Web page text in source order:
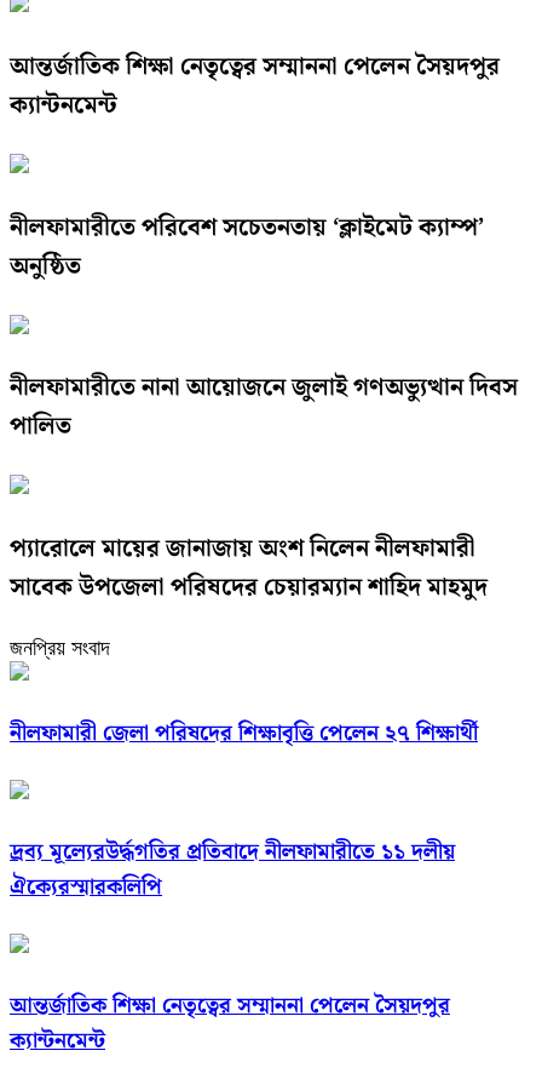
আন্তর্জাতিক শিক্ষা নেতৃত্বের সম্মাননা পেলেন সৈয়দপুর
ক্যান্টনমেন্ট
নীলফামারীতে পরিবেশ সচেতনতায় ‘ক্লাইমেট ক্যাম্প’
অনুষ্ঠিত
নীলফামারীতে নানা আয়োজনে জুলাই গণঅভ্যুত্থান দিবস
পালিত
প্যারোলে মায়ের জানাজায় অংশ নিলেন নীলফামারী
সাবেক উপজেলা পরিষদের চেয়ারম্যান শাহিদ মাহমুদ
জনপ্রিয় সংবাদ
নীলফামারী জেলা পরিষদের শিক্ষাবৃত্তি পেলেন ২৭ শিক্ষার্থী
দ্রব্য মূল্যেরউর্দ্ধগতির প্রতিবাদে নীলফামারীতে ১১ দলীয়
ঐক্যেরস্মারকলিপি
আন্তর্জাতিক শিক্ষা নেতৃত্বের সম্মাননা পেলেন সৈয়দপুর
ক্যান্টনমেন্ট